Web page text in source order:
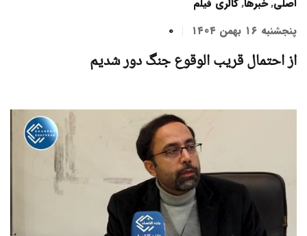
اصلی,خبرها,گالری فیلم
پنجشنبه ۱۶ بهمن ۱۴۰۴
0
از احتمال قریب الوقوع جنگ دور شدیم